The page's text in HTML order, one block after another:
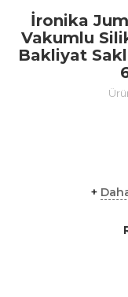
İronika
Vakumlu
Bakliyat
+